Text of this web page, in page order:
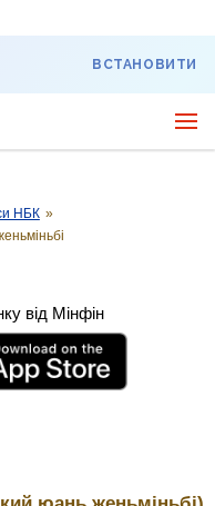
ВСТАНОВИТИ
НБК »
від Мінфін